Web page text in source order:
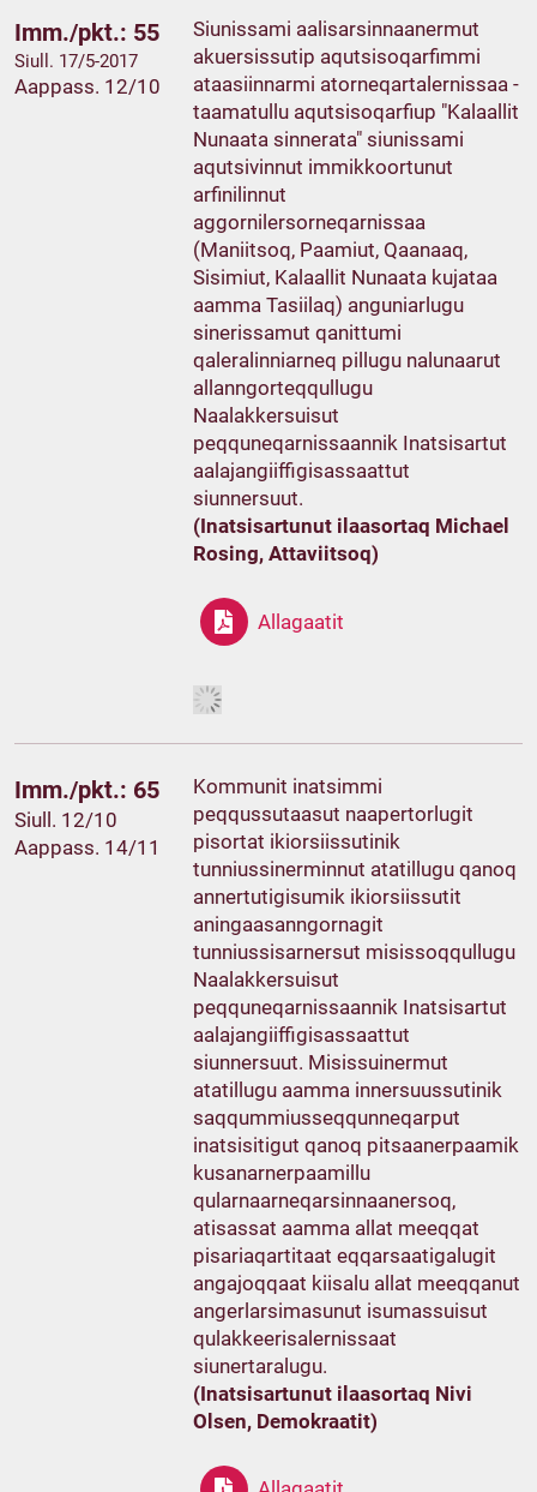
Imm./pkt.: 55
Siull. 17/5-2017
Aappass. 12/10
Siunissami aalisarsinnaanermut
akuersissutip aqutsisoqarfimmi
ataasiinnarmi atorneqartalernissaa -
taamatullu aqutsisoqarfiup "Kalaallit
Nunaata sinnerata" siunissami
aqutsivinnut immikkoortunut
arfinilinnut
aggornilersorneqarnissaa
(Maniitsoq, Paamiut, Qaanaaq,
Sisimiut, Kalaallit Nunaata kujataa
aamma Tasiilaq) anguniarlugu
sinerissamut qanittumi
qaleralinniarneq pillugu nalunaarut
allanngorteqqullugu
Naalakkersuisut
peqquneqarnissaannik Inatsisartut
aalajangiiffigisassaattut
siunnersuut.
(Inatsisartunut ilaasortaq Michael
Rosing, Attaviitsoq)
Allagaatit
Imm./pkt.: 65
Siull. 12/10
Aappass. 14/11
Kommunit inatsimmi
peqqussutaasut naapertorlugit
pisortat ikiorsiissutinik
tunniussinerminnut atatillugu qanoq
annertutigisumik ikiorsiissutit
aningaasanngornagit
tunniussisarnersut misissoqqullugu
Naalakkersuisut
peqquneqarnissaannik Inatsisartut
aalajangiiffigisassaattut
siunnersuut. Misissuinermut
atatillugu aamma innersuussutinik
saqqummiusseqqunneqarput
inatsisitigut qanoq pitsaanerpaamik
kusanarnerpaamillu
qularnaarneqarsinnaanersoq,
atisassat aamma allat meeqqat
pisariaqartitaat eqqarsaatigalugit
angajoqqaat kiisalu allat meeqqanut
angerlarsimasunut isumassuisut
qulakkeerisalernissaat
siunertaralugu.
(Inatsisartunut ilaasortaq Nivi
Olsen, Demokraatit)